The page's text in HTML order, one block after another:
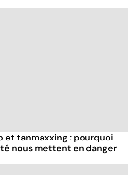
et tanmaxxing : pourquoi
nous mettent en danger